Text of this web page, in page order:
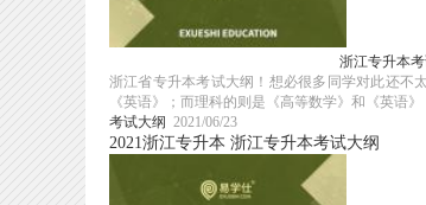
浙江专升本
浙江省专升本考试大纲！想必很多同学对此还不
《英语》；而理科的则是《高等数学》和《英语
考试大纲 2021/06/23
2021浙江专升本 浙江专升本考试大纲